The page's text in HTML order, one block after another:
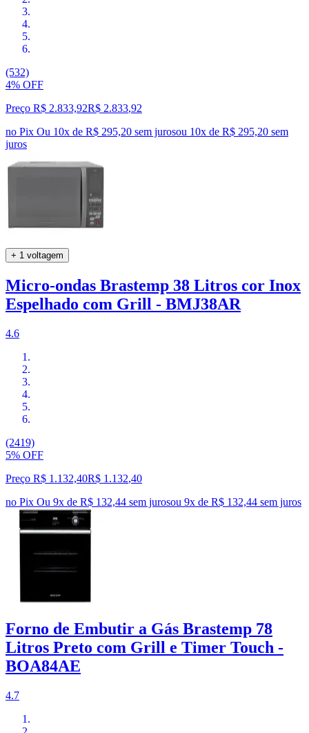
(532)
4% OFF
Preço R$ 2.833,92R$ 2.833,92
no Pix Ou 10x de R$ 295,20 sem jurosou 10x de R$ 295,20 sem
juros
+ 1 voltagem
Micro-ondas Brastemp 38 Litros cor Inox
Espelhado com Grill - BMJ38AR
4.6
(2419)
5% OFF
Preço R$ 1.132,40R$ 1.132,40
no Pix Ou 9x de R$ 132,44 sem jurosou 9x de R$ 132,44 sem juros
Forno de Embutir a Gás Brastemp 78
Litros Preto com Grill e Timer Touch -
BOA84AE
4.7